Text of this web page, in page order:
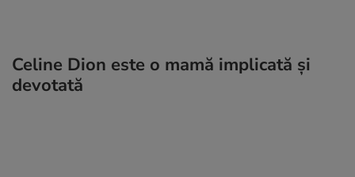
Celine Dion este o mamă implicată și
devotată